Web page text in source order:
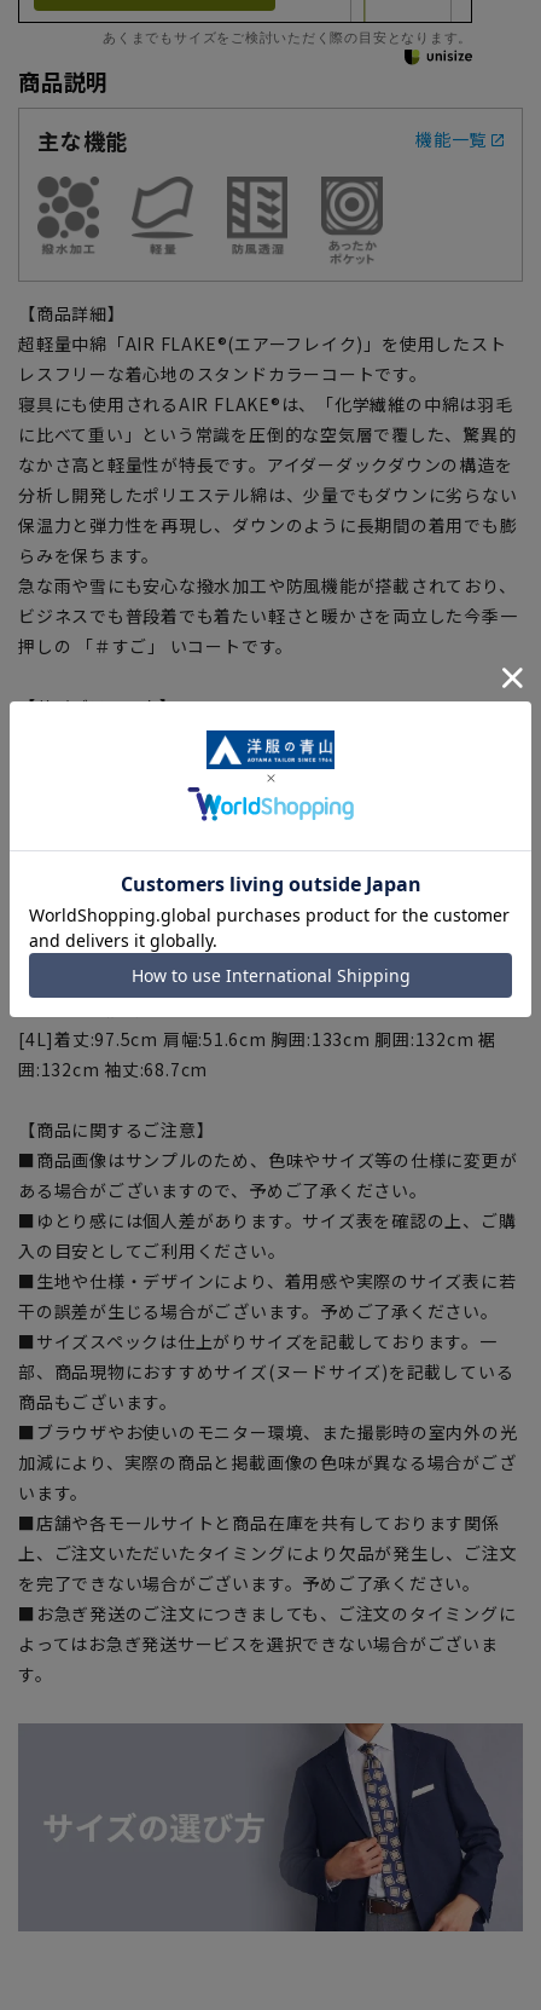
あくまでもサイズをご検討いただく際の目安となります。
商品説明
主な機能
機能一覧
【商品詳細】
超軽量中綿「AIR FLAKE®(エアーフレイク)」を使用したスト
レスフリーな着心地のスタンドカラーコートです。
寝具にも使用されるAIR FLAKE®は、「化学繊維の中綿は羽毛
に比べて重い」という常識を圧倒的な空気層で覆した、驚異的
なかさ高と軽量性が特長です。アイダーダックダウンの構造を
分析し開発したポリエステル綿は、少量でもダウンに劣らない
保温力と弾力性を再現し、ダウンのように長期間の着用でも膨
らみを保ちます。
急な雨や雪にも安心な撥水加工や防風機能が搭載されており、
ビジネスでも普段着でも着たい軽さと暖かさを両立した今季一
押しの 「＃すご」 いコートです。
【サイズスペック】
[S]着丈:84cm 肩幅:44.4cm 胸囲:113cm 胴囲:112cm 裾
囲:112cm 袖丈:63.3cm
[M]着丈:87cm 肩幅:46cm 胸囲:117cm 胴囲:116cm 裾
囲:116cm 袖丈:64.5cm
[L]着丈:90cm 肩幅:47.6cm 胸囲:121cm 胴囲:120cm 裾
囲:120cm 袖丈:65.7cm
[LL]着丈:93cm 肩幅:49.2cm 胸囲:125cm 胴囲:124cm 裾
囲:124cm 袖丈:66.9cm
[3L]着丈:96cm 肩幅:50.8cm 胸囲:129cm 胴囲:128cm 裾
[4L]着丈:97.5cm 肩幅:51.6cm 胸囲:133cm 胴囲:132cm 裾
囲:132cm 袖丈:68.7cm
【商品に関するご注意】
■商品画像はサンプルのため、色味やサイズ等の仕様に変更が
ある場合がございますので、予めご了承ください。
■ゆとり感には個人差があります。サイズ表を確認の上、ご購
入の目安としてご利用ください。
■生地や仕様・デザインにより、着用感や実際のサイズ表に若
干の誤差が生じる場合がございます。予めご了承ください。
■サイズスペックは仕上がりサイズを記載しております。一
部、商品現物におすすめサイズ(ヌードサイズ)を記載している
商品もございます。
■ブラウザやお使いのモニター環境、また撮影時の室内外の光
加減により、実際の商品と掲載画像の色味が異なる場合がござ
います。
■店舗や各モールサイトと商品在庫を共有しております関係
上、ご注文いただいたタイミングにより欠品が発生し、ご注文
を完了できない場合がございます。予めご了承ください。
■お急ぎ発送のご注文につきましても、ご注文のタイミングに
よってはお急ぎ発送サービスを選択できない場合がございま
す。